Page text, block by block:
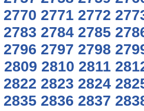
2770 2771 2772
2783 2784 2785
2796 2797 2798
2809 2810 2811
2822 2823 2824
2835 2836 2837